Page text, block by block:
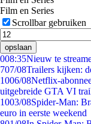
Film en Series
Scrollbar gebruiken
opslaan
008:35Nieuw te
707/08Trailers kijken:
1006/08Netflix-
uitgebreide GTA VI
1003/08Spider-Man:
euro in eerste weekend